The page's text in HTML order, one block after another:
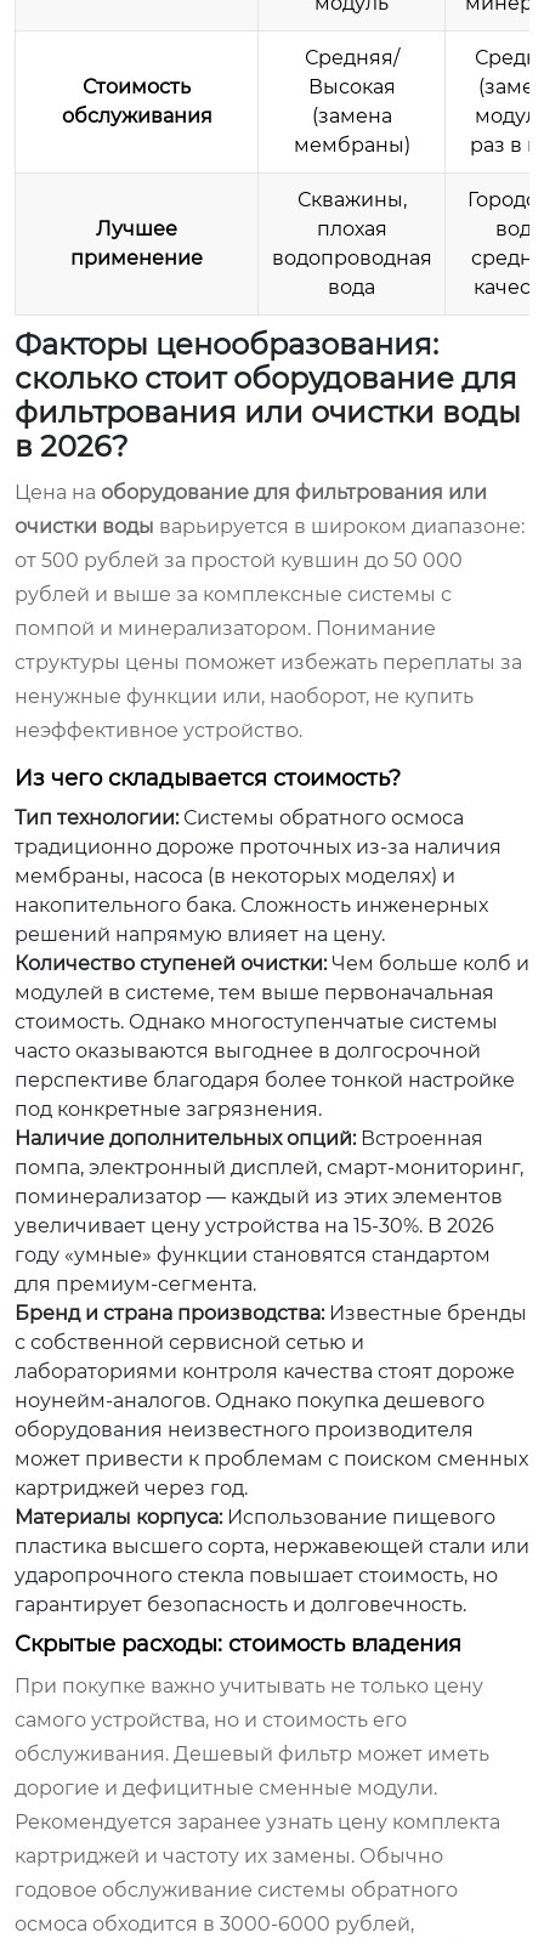
Стоимость
обслуживания
Средняя/
Высокая
(замена
мембраны)
раз в
Лучшее
применение
Скважины,
плохая
водопроводная
вода
вода
Факторы ценообразования:
сколько стоит оборудование для
фильтрования или очистки воды
в 2026?
Цена на оборудование для фильтрования или
очистки воды варьируется в широком диапазоне:
от 500 рублей за простой кувшин до 50 000
рублей и выше за комплексные системы с
помпой и минерализатором. Понимание
структуры цены поможет избежать переплаты за
ненужные функции или, наоборот, не купить
неэффективное устройство.
Из чего складывается стоимость?
Тип технологии:Системы обратного осмоса
традиционно дороже проточных из-за наличия
мембраны, насоса (в некоторых моделях) и
накопительного бака. Сложность инженерных
решений напрямую влияет на цену.
Количество ступеней очистки:Чем больше колб и
модулей в системе, тем выше первоначальная
стоимость. Однако многоступенчатые системы
часто оказываются выгоднее в долгосрочной
перспективе благодаря более тонкой настройке
под конкретные загрязнения.
Наличие дополнительных опций:Встроенная
помпа, электронный дисплей, смарт-мониторинг,
поминерализатор — каждый из этих элементов
увеличивает цену устройства на 15-30%. В 2026
году «умные» функции становятся стандартом
для премиум-сегмента.
Бренд и страна производства:Известные бренды
с собственной сервисной сетью и
лабораториями контроля качества стоят дороже
ноунейм-аналогов. Однако покупка дешевого
оборудования неизвестного производителя
может привести к проблемам с поиском сменных
картриджей через год.
Материалы корпуса:Использование пищевого
пластика высшего сорта, нержавеющей стали или
ударопрочного стекла повышает стоимость, но
гарантирует безопасность и долговечность.
Скрытые расходы: стоимость владения
При покупке важно учитывать не только цену
самого устройства, но и стоимость его
обслуживания. Дешевый фильтр может иметь
дорогие и дефицитные сменные модули.
Рекомендуется заранее узнать цену комплекта
картриджей и частоту их замены. Обычно
годовое обслуживание системы обратного
осмоса обходится в 3000-6000 рублей,